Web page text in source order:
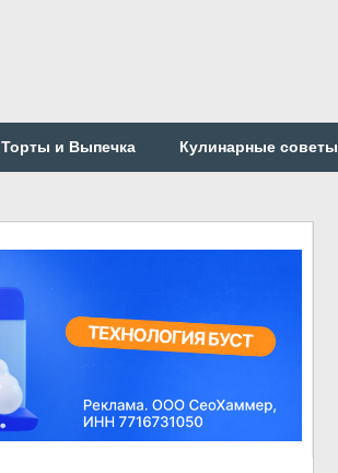
Торты и Выпечка Кулинарные советы